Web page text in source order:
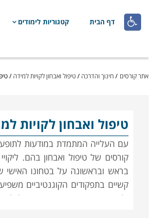
 דף הבית קטגוריות לימודים
אתר קורסים / חינוך והדרכה /טיפול ואבחון לקויות למידה /
טיפול ואבחון לקויות
עם העלייה המתמדת במודעות
קורסים של טיפול ואבחון בהם.
בראש ובראשונה על בטחונו האישי
קשיים בתפקודים הקוגנטיביים
ילדים הם עם אכזר, המתאכזר לכל